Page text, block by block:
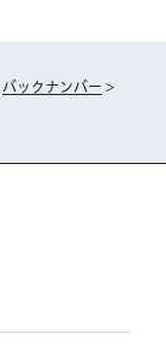
バックナンバー >